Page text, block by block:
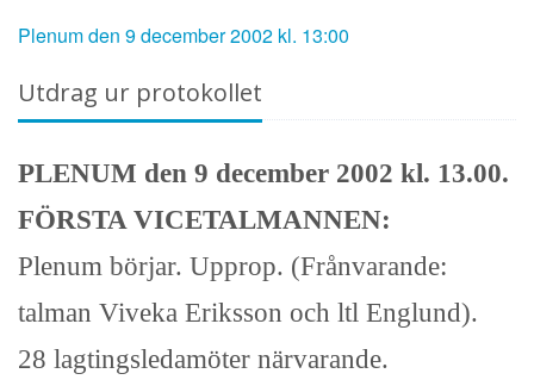
Plenum den 9 december 2002 kl. 13:00
Utdrag ur protokollet
PLENUM den 9 december 2002 kl. 13.00.
FÖRSTA VICETALMANNEN:
Plenum börjar. Upprop. (Frånvarande:
talman Viveka Eriksson och ltl Englund).
28 lagtingsledamöter närvarande.